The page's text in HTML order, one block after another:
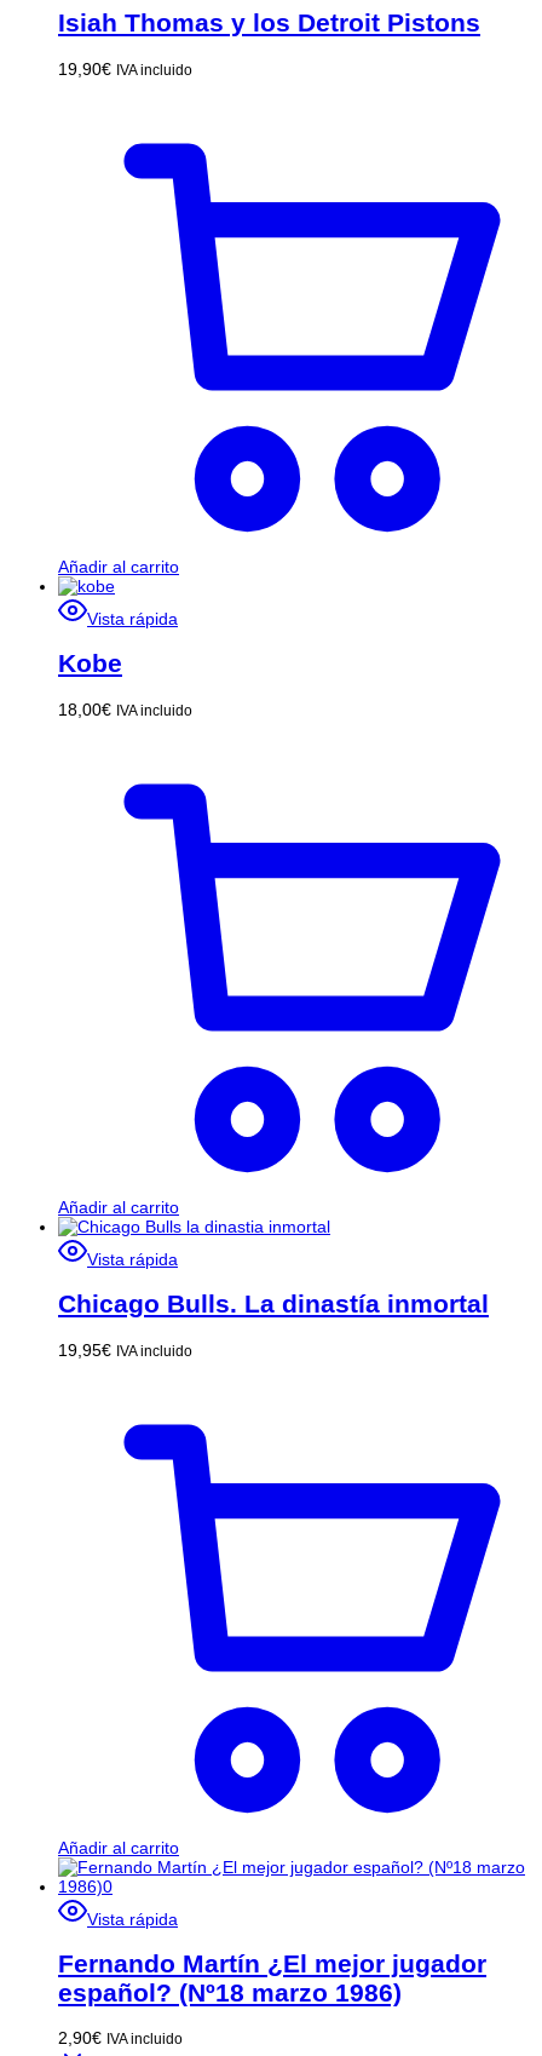
Isiah Thomas y los Detroit Pistons
19,90€ IVA incluido
Añadir al carrito
Vista rápida
Kobe
18,00€ IVA incluido
Añadir al carrito
Vista rápida
Chicago Bulls. La dinastía inmortal
19,95€ IVA incluido
Añadir al carrito
Vista rápida
Fernando Martín ¿El mejor jugador
español? (Nº18 marzo 1986)
2,90€ IVA incluido